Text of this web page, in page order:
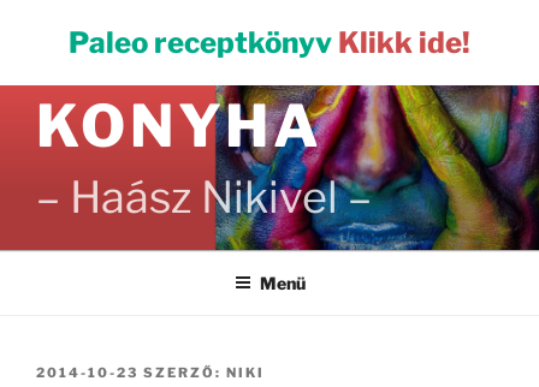
Paleo receptkönyv Klikk ide!
PALEO
KONYHA
– Haász Nikivel –
Menü
BEKÜLDVE:
2014-10-23 SZERZŐ: NIKI